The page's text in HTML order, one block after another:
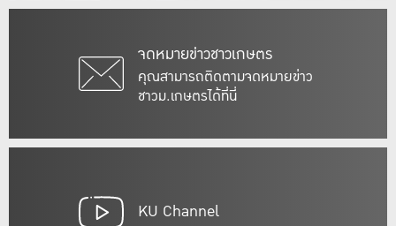
จดหมายข่าวชาวเกษตร
คุณสามารถติดตามจดหมายข่าว
ชาวม.เกษตรได้ที่นี่
KU Channel